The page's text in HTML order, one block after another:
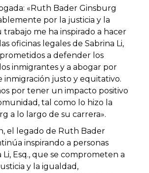
«Ruth Bader Ginsburg
por la justicia y la
trabajo me ha inspirado a hacer
oficinas legales de Sabrina Li,
a defender los
inmigrantes y a abogar por
inmigración justo y equitativo.
por tener un impacto positivo
tal como lo hizo la
a lo largo de su carrera».
el legado de Ruth Bader
inspirando a personas
Li, Esq., que se comprometen a
y la igualdad,